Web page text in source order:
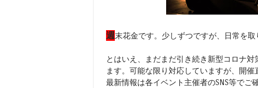
週末花金です。少しずつですが、日常を取
とはいえ、まだまだ引き続き新型コロナ
ます。可能な限り対応していますが、開
最新情報は各イベント主催者のSNS等でご